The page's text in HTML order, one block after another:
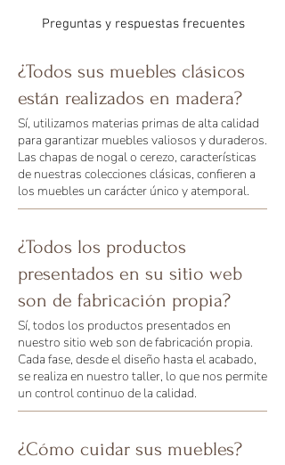
Preguntas y respuestas frecuentes
¿Todos sus muebles clásicos
están realizados en madera?
Sí, utilizamos materias primas de alta calidad
para garantizar muebles valiosos y duraderos.
Las chapas de nogal o cerezo, características
de nuestras colecciones clásicas, confieren a
los muebles un carácter único y atemporal.
¿Todos los productos
presentados en su sitio web
son de fabricación propia?
Sí, todos los productos presentados en
nuestro sitio web son de fabricación propia.
Cada fase, desde el diseño hasta el acabado,
se realiza en nuestro taller, lo que nos permite
un control continuo de la calidad.
¿Cómo cuidar sus muebles?